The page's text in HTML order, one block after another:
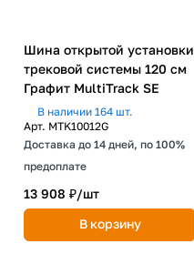
Шина открытой установки
трековой системы 120 см
Графит MultiTrack SE
В наличии 164 шт.
Арт. MTK10012G
Доставка до 14 дней, по 100%
предоплате
13 908 ₽/шт
В корзину